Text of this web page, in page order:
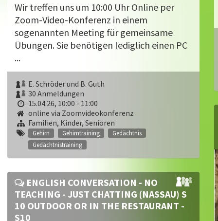
Wir treffen uns um 10:00 Uhr Online per
Zoom-Video-Konferenz in einem
sogenannten Meeting für gemeinsame
Übungen. Sie benötigen lediglich einen PC
...
E. Schröder und B. Guth
30 Anmeldungen
15.04.26, 10:00 - 11:00
online via Zoomvideokonferenz
Familien, Kinder, Senioren
Gehirn Gehirntraining
Gedächtnis
Gedächtnistraining
ENGLISH CONVERSATION - NO
TEACHING - JUST CHATTING (NASSAU) S
10 OUTDOOR OR IN THE RESTAURANT -
S10